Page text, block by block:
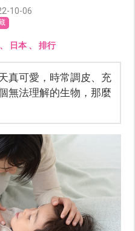
10-06
日本、 排行
真可愛，時常調皮、充
無法理解的生物，那麼